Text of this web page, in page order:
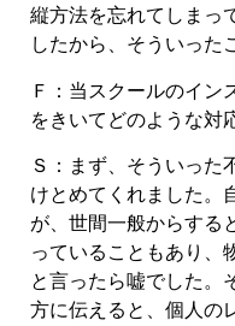
縦方法を忘れてしまっ
したから、そういった
Ｆ：当スクールのイン
をきいてどのような対
Ｓ：まず、そういった
けとめてくれました。
が、世間一般からする
っていることもあり、
と言ったら嘘でした。
方に伝えると、個人の